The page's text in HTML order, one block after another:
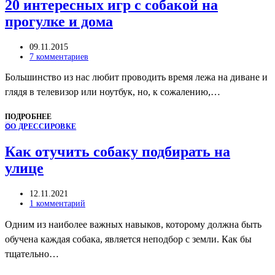
20 интересных игр с собакой на
прогулке и дома
09.11.2015
7 комментариев
Большинство из нас любит проводить время лежа на диване и
глядя в телевизор или ноутбук, но, к сожалению,…
ПОДРОБНЕЕ
ОО ДРЕССИРОВКЕ
Как отучить собаку подбирать на
улице
12.11.2021
1 комментарий
Одним из наиболее важных навыков, которому должна быть
обучена каждая собака, является неподбор с земли. Как бы
тщательно…